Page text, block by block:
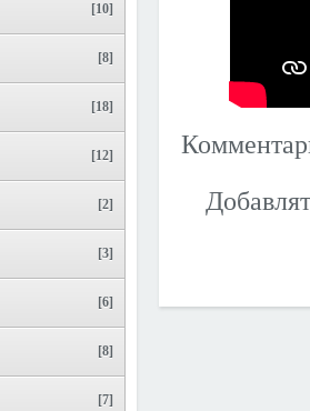
[10]
[8]
[18]
[12]
[2]
[3]
[6]
[8]
[7]